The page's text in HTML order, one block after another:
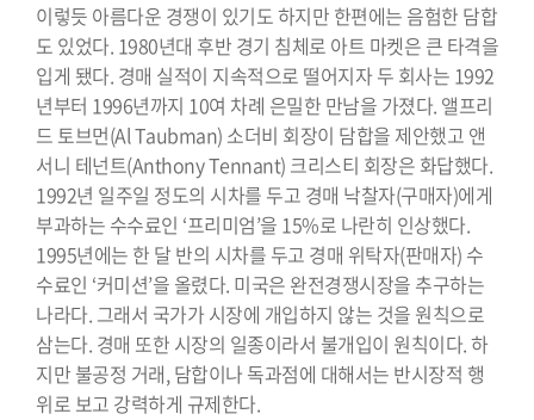
이렇듯 아름다운 경쟁이 있기도 하지만 한편에는 음험한 담합
도 있었다. 1980년대 후반 경기 침체로 아트 마켓은 큰 타격을
입게 됐다. 경매 실적이 지속적으로 떨어지자 두 회사는 1992
년부터 1996년까지 10여 차례 은밀한 만남을 가졌다. 앨프리
드 토브먼(Al Taubman) 소더비 회장이 담합을 제안했고 앤
서니 테넌트(Anthony Tennant) 크리스티 회장은 화답했다.
1992년 일주일 정도의 시차를 두고 경매 낙찰자(구매자)에게
부과하는 수수료인 ‘프리미엄’을 15%로 나란히 인상했다.
1995년에는 한 달 반의 시차를 두고 경매 위탁자(판매자) 수
수료인 ‘커미션’을 올렸다. 미국은 완전경쟁시장을 추구하는
나라다. 그래서 국가가 시장에 개입하지 않는 것을 원칙으로
삼는다. 경매 또한 시장의 일종이라서 불개입이 원칙이다. 하
지만 불공정 거래, 담합이나 독과점에 대해서는 반시장적 행
위로 보고 강력하게 규제한다.